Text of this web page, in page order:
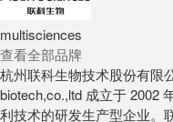
multisciences
查看全部品牌
杭州联科生物技术股份有限
biotech,co.,ltd 成立于 2002
利技术的研发生产型企业。